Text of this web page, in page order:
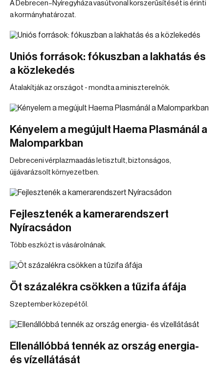
A Debrecen–Nyíregyháza vasútvonal korszerűsítését is érinti
a kormányhatározat.
Uniós források: fókuszban a lakhatás és
a közlekedés
Átalakítják az országot - mondta a miniszterelnök.
Kényelem a megújult Haema Plasmánál a
Malomparkban
Debreceni vérplazmaadás letisztult, biztonságos,
újjávarázsolt környezetben.
Fejlesztenék a kamerarendszert
Nyíracsádon
Több eszközt is vásárolnának.
Öt százalékra csökken a tűzifa áfája
Szeptember közepétől.
Ellenállóbbá tennék az ország energia-
és vízellátását